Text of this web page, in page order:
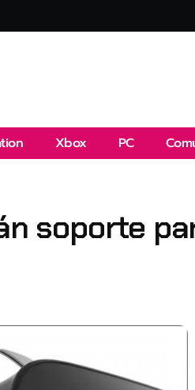
Xbox PC
soporte